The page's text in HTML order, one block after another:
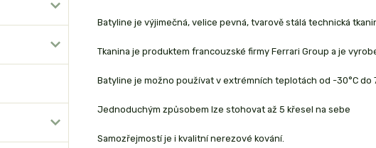
Batyline je výjimečná, velice pevná, tvarově stálá technická
Tkanina je produktem francouzské firmy Ferrari Group a je
Batyline je možno používat v extrémních teplotách od -30°C do
Jednoduchým způsobem lze stohovat až 5 křesel na sebe
Samozřejmostí je i kvalitní nerezové kování.